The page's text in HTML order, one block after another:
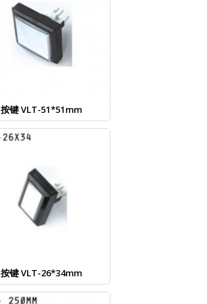
按键 VLT-51*51mm
按键 VLT-26*34mm